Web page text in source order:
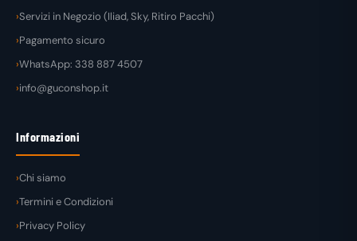
Servizi in Negozio (Iliad, Sky, Ritiro Pacchi)
Pagamento sicuro
WhatsApp: 338 887 4507
info@guconshop.it
Informazioni
Chi siamo
Termini e Condizioni
Privacy Policy